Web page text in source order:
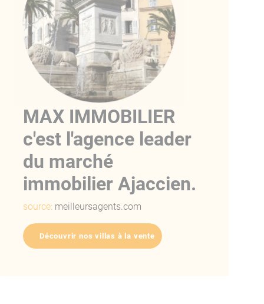
MAX IMMOBILIER
c'est l'agence leader
du marché
immobilier Ajaccien.
source: meilleursagents.com
Découvrir nos villas à la vente